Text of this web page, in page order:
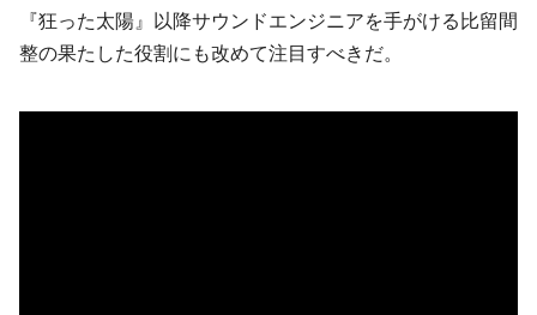
『狂った太陽』以降サウンドエンジニアを手がける比留間
整の果たした役割にも改めて注目すべきだ。